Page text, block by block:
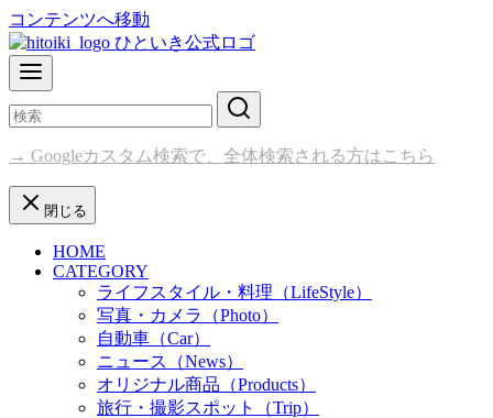
コンテンツへ移動
→ Googleカスタム検索で、全体検索される方はこちら
閉じる
HOME
CATEGORY
ライフスタイル・料理（LifeStyle）
写真・カメラ（Photo）
自動車（Car）
ニュース（News）
オリジナル商品（Products）
旅行・撮影スポット（Trip）